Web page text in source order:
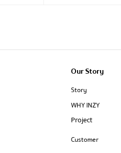
Our Story
Story
WHY INZY
Project
Customer